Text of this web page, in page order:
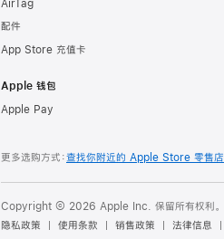
AirTag
配件
App Store 充值卡
Apple 钱包
Apple Pay
更多选购方式：查找你附近的 Apple Store 零售店
Copyright © 2026 Apple Inc. 保留所有权利。
隐私政策
使用条款 销售政策 法律信息